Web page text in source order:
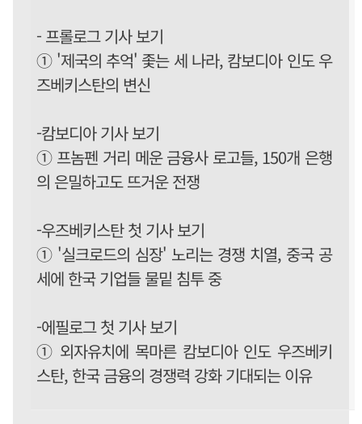
- 프롤로그 기사 보기
① '제국의 추억' 좇는 세 나라, 캄보디아 인도 우
즈베키스탄의 변신
-캄보디아 기사 보기
① 프놈펜 거리 메운 금융사 로고들, 150개 은행
의 은밀하고도 뜨거운 전쟁
-우즈베키스탄 첫 기사 보기
① '실크로드의 심장' 노리는 경쟁 치열, 중국 공
세에 한국 기업들 물밑 침투 중
-에필로그 첫 기사 보기
① 외자유치에 목마른 캄보디아 인도 우즈베키
스탄, 한국 금융의 경쟁력 강화 기대되는 이유